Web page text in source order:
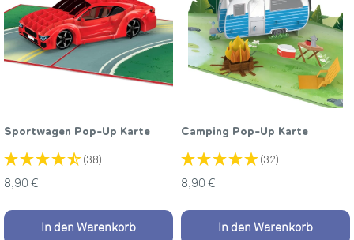
Sportwagen Pop-Up Karte
(38)
Sonderpreis
8,90 €
In den Warenkorb
Camping Pop-Up Karte
(32)
Sonderpreis
8,90 €
In den Warenkorb